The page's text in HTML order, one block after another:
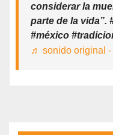
considerar la
parte de la vida”.
#méxico
♬ sonido original